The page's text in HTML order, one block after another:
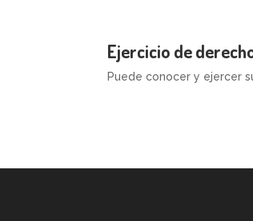
Ejercicio de
Puede conocer y ejercer